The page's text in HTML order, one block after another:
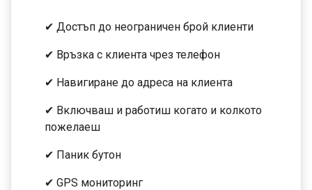
✔ Достъп до неограничен брой клиенти
✔ Връзка с клиента чрез телефон
✔ Навигиране до адреса на клиента
✔ Включваш и работиш когато и колкото
пожелаеш
✔ Паник бутон
✔ GPS мониторинг